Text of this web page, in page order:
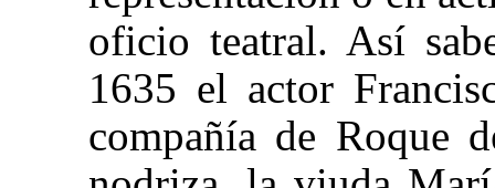
oficio teatral. Así
1635 el actor
compañía de Roque